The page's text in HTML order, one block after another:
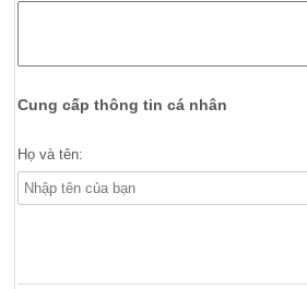
Cung cấp thông tin cá nhân
Họ và tên: